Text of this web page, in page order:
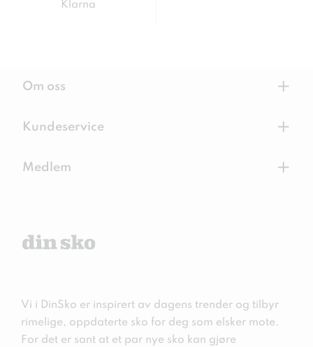
Klarna
Om oss +
Kundeservice +
Medlem +
Vi i DinSko er inspirert av dagens trender og tilbyr
rimelige, oppdaterte sko for deg som elsker mote.
For det er sant at et par nye sko kan gjøre